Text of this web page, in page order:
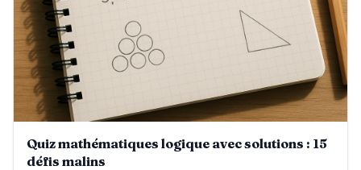
Quiz mathématiques logique avec solutions : 15
défis malins